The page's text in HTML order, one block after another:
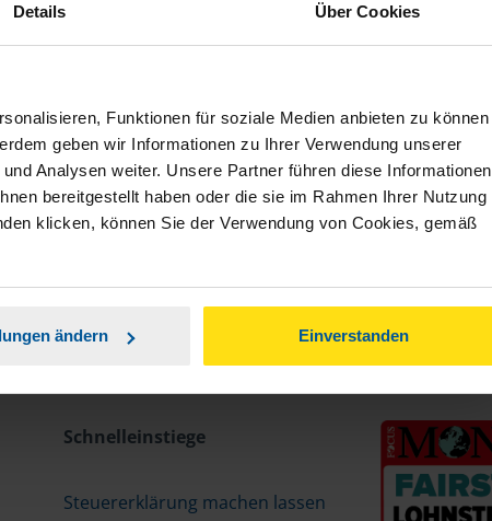
Details Über Cookies
Funktionen für soziale Medien anbieten zu können
geben wir Informationen zu Ihrer Verwendung unserer
Analysen weiter. Unsere Partner führen diese Informationen
bereitgestellt haben oder die sie im Rahmen Ihrer Nutzung
klicken, können Sie der Verwendung von Cookies, gemäß
ändern Einverstanden
Schnelleinstiege
Steuererklärung machen lassen